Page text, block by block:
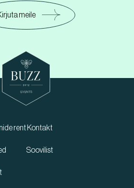
meile
rent Kontakt
Soovilist